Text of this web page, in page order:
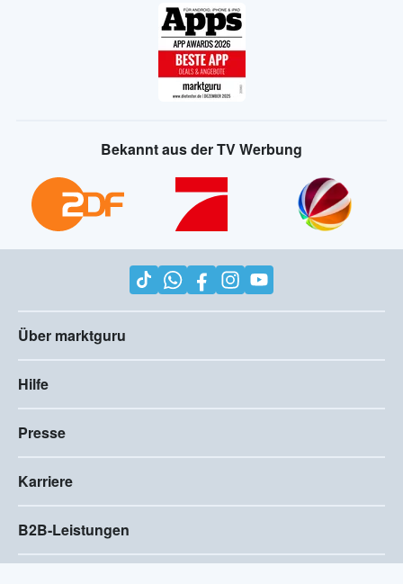
Bekannt aus der TV Werbung
Über marktguru
Hilfe
Presse
Karriere
B2B-Leistungen